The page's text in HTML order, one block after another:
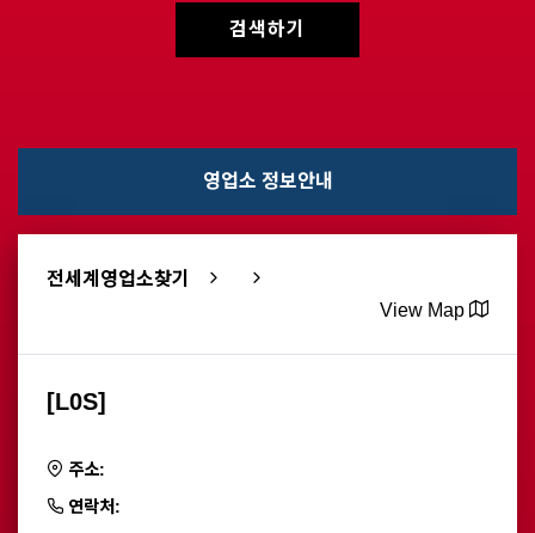
검색하기
영업소 정보안내
전세계영업소찾기
View Map
[L0S]
주소:
연락처: